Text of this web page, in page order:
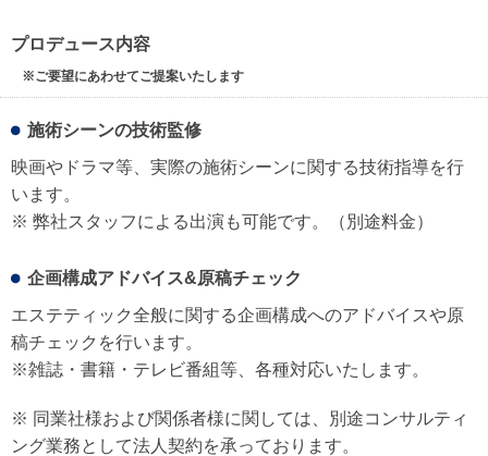
プロデュース内容
※ご要望にあわせてご提案いたします
施術シーンの技術監修
映画やドラマ等、実際の施術シーンに関する技術指導を行
います。
※ 弊社スタッフによる出演も可能です。（別途料金）
企画構成アドバイス&原稿チェック
エステティック全般に関する企画構成へのアドバイスや原
稿チェックを行います。
※雑誌・書籍・テレビ番組等、各種対応いたします。
※ 同業社様および関係者様に関しては、別途コンサルティ
ング業務として法人契約を承っております。